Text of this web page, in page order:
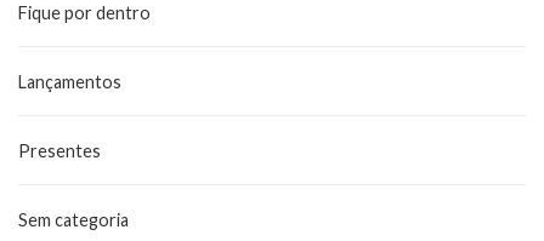
Fique por dentro
Lançamentos
Presentes
Sem categoria